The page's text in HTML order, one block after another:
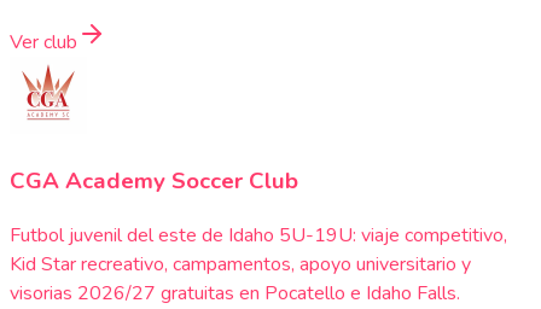
Ver club
CGA Academy Soccer Club
Futbol juvenil del este de Idaho 5U-19U: viaje competitivo,
Kid Star recreativo, campamentos, apoyo universitario y
visorias 2026/27 gratuitas en Pocatello e Idaho Falls.